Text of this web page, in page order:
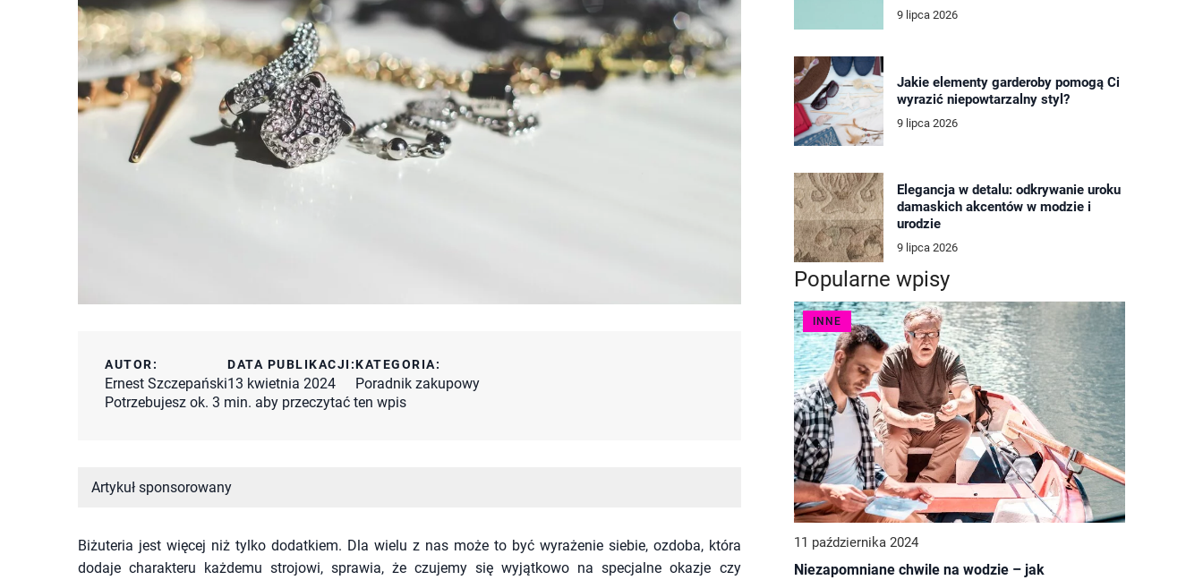
AUTOR:
Ernest Szczepański
DATA PUBLIKACJI:
13 kwietnia 2024
KATEGORIA:
Poradnik zakupowy
Potrzebujesz ok. 3 min. aby przeczytać ten wpis
Artykuł sponsorowany
Biżuteria jest więcej niż tylko dodatkiem. Dla wielu z nas może to być wyrażenie siebie, ozdoba, która
dodaje charakteru każdemu strojowi, sprawia, że czujemy się wyjątkowo na specjalne okazje czy
9 lipca 2026
Jakie elementy garderoby pomogą Ci
wyrazić niepowtarzalny styl?
9 lipca 2026
Elegancja w detalu: odkrywanie uroku
damaskich akcentów w modzie i
urodzie
9 lipca 2026
Popularne wpisy
INNE
11 października 2024
Niezapomniane chwile na wodzie – jak